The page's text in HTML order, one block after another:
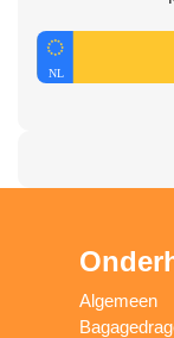
Algemeen